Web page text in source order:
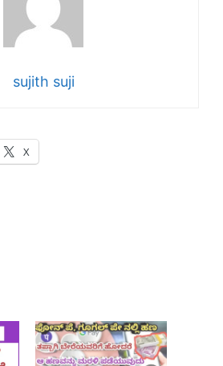
sujith suji
X